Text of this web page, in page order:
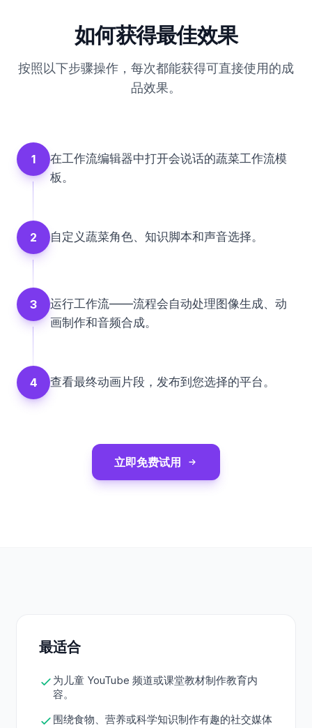
如何获得最佳效果
按照以下步骤操作，每次都能获得可直接使用的成
品效果。
1
在工作流编辑器中打开会说话的蔬菜工作流模
板。
2 自定义蔬菜角色、知识脚本和声音选择。
3
运行工作流——流程会自动处理图像生成、动
画制作和音频合成。
4 查看最终动画片段，发布到您选择的平台。
立即免费试用
最适合
为儿童 YouTube 频道或课堂教材制作教育内
容。
围绕食物、营养或科学知识制作有趣的社交媒体